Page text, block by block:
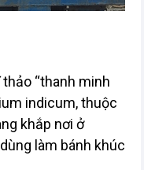
“thanh minh
indicum, thuộc
khắp nơi ở
làm bánh khúc